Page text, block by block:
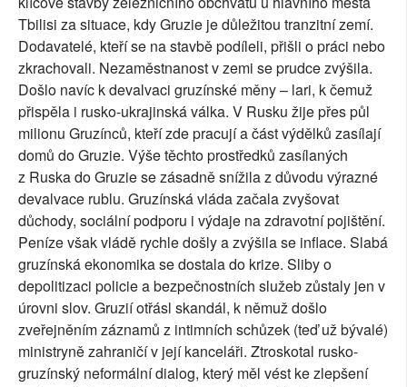
Tbilisi za situace, kdy Gruzie je důležitou tranzitní zemí.
Dodavatelé, kteří se na stavbě podíleli, přišli o práci nebo
zkrachovali. Nezaměstnanost v zemi se prudce zvýšila.
Došlo navíc k devalvaci gruzínské měny – lari, k čemuž
přispěla i rusko-ukrajinská válka. V Rusku žije přes půl
milionu Gruzínců, kteří zde pracují a část výdělků zasílají
domů do Gruzie. Výše těchto prostředků zasílaných
z Ruska do Gruzie se zásadně snížila z důvodu výrazné
devalvace rublu. Gruzínská vláda začala zvyšovat
důchody, sociální podporu i výdaje na zdravotní pojištění.
Peníze však vládě rychle došly a zvýšila se inflace. Slabá
gruzínská ekonomika se dostala do krize. Sliby o
depolitizaci policie a bezpečnostních služeb zůstaly jen v
úrovni slov. Gruzií otřásl skandál, k němuž došlo
zveřejněním záznamů z intimních schůzek (teď už bývalé)
ministryně zahraničí v její kanceláři. Ztroskotal rusko-
gruzínský neformální dialog, který měl vést ke zlepšení